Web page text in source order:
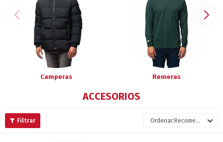
Camperas Remeras
ACCESORIOS
Recomendados